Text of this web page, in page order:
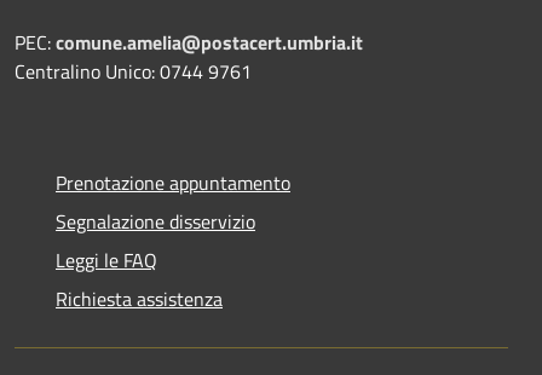
PEC:comune.amelia@postacert.umbria.it
Centralino Unico: 0744 9761
Prenotazione appuntamento
Segnalazione disservizio
Leggi le FAQ
Richiesta assistenza